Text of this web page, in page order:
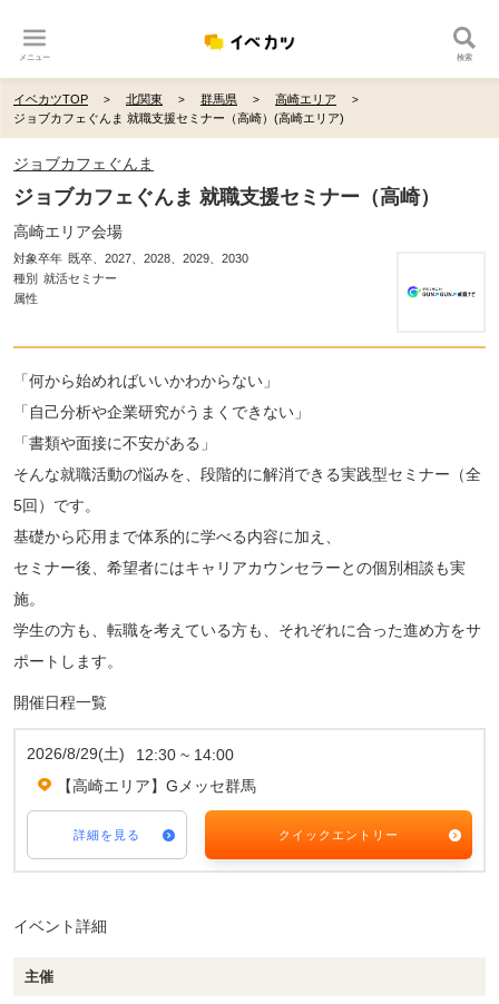
メニュー 検索
イベカツTOP 北関東 群馬県
高崎エリア
ジョブカフェぐんま 就職支援セミナー（高崎）(高崎エリア)
ジョブカフェぐんま
ジョブカフェぐんま 就職支援セミナー（高崎）
高崎エリア会場
対象卒年 既卒、2027、2028、2029、2030
種別 就活セミナー
属性
「何から始めればいいかわからない」
「自己分析や企業研究がうまくできない」
「書類や面接に不安がある」
そんな就職活動の悩みを、段階的に解消できる実践型セミナー（全
5回）です。
基礎から応用まで体系的に学べる内容に加え、
セミナー後、希望者にはキャリアカウンセラーとの個別相談も実
施。
学生の方も、転職を考えている方も、それぞれに合った進め方をサ
ポートします。
開催日程一覧
2026/8/29(土)
12:30 ~ 14:00
【高崎エリア】Gメッセ群馬
詳細を見る クイックエントリー
イベント詳細
主催